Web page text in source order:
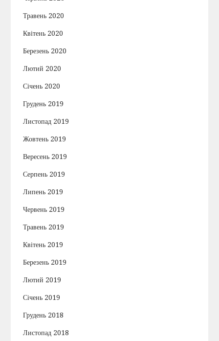
Травень 2020
Квітень 2020
Березень 2020
Лютий 2020
Січень 2020
Грудень 2019
Листопад 2019
Жовтень 2019
Вересень 2019
Серпень 2019
Липень 2019
Червень 2019
Травень 2019
Квітень 2019
Березень 2019
Лютий 2019
Січень 2019
Грудень 2018
Листопад 2018